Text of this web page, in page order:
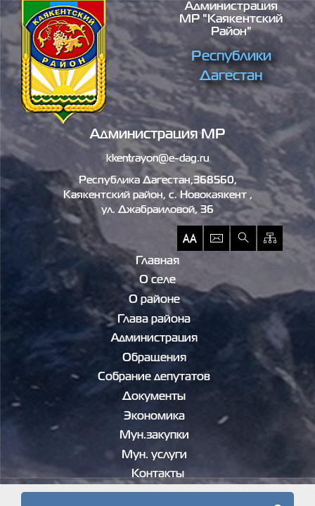
Перейти к основному содержаниюАдминистрация
МР "Каякентский
Район"
Республики
Дагестан
Администрация МР
kkentrayon@e-dag.ru
Республика Дагестан,368560,
Каякентский район, c. Новокаякент ,
ул. Джабраиловой, 36
Главная
О селе
О районе
Глава района
Администрация
Обращения
Собрание депутатов
Документы
Экономика
Мун.закупки
Мун. услуги
Контакты